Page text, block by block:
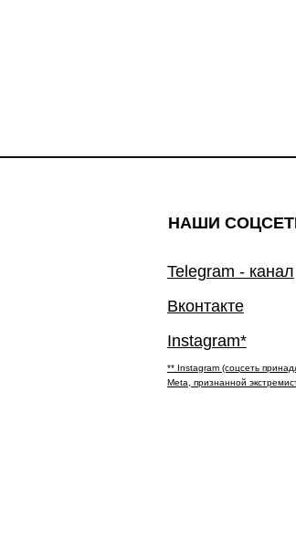
НАШИ
Telegram - канал
Вконтакте
Instagram*
** Instagram (соцсеть
Meta, признанной